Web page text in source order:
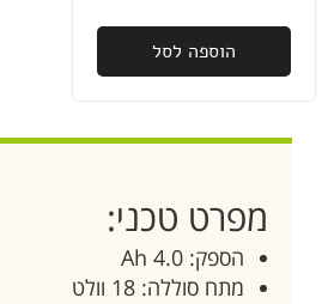
הוספה לסל
מפרט טכני:
הספק: 4.0 Ah
מתח סוללה: 18 וולט